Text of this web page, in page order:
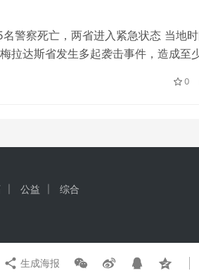
生成海报
警察死亡，两省进入紧急状态 当地
拉达斯省发生多起袭击事件，造成至
进入紧急状态。据路透社和美联社报
多个地区发生6起爆炸，两名警察遭
0
公益
综合